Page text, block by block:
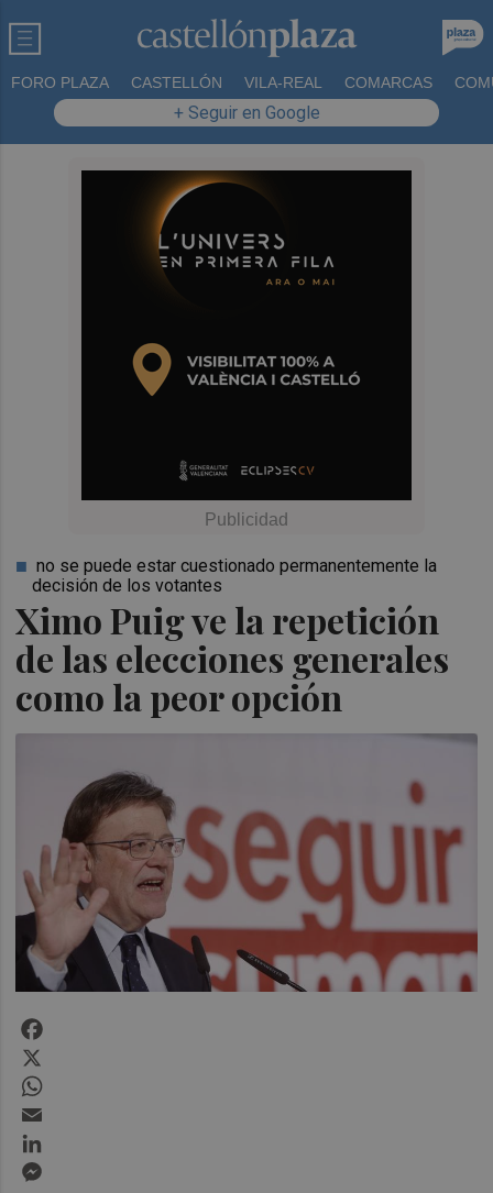
FORO PLAZA CASTELLÓN VILA-REAL COMARCAS
+ Seguir en Google
Ximo Puig ve la repetición
de las elecciones generales
como la peor opción
no se puede estar cuestionado permanentemente la
decisión de los votantes